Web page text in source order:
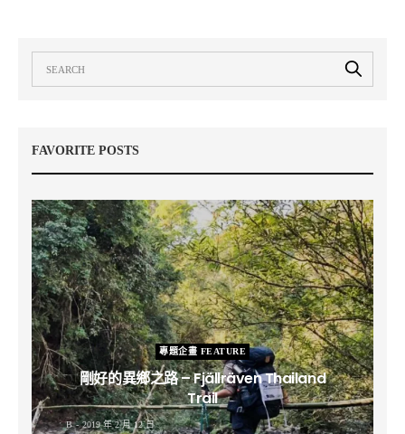
FAVORITE POSTS
專題企畫 FEATURE
剛好的異鄉之路 – Fjällräven Thailand
Trail
B 2019 年 2 月 12 日